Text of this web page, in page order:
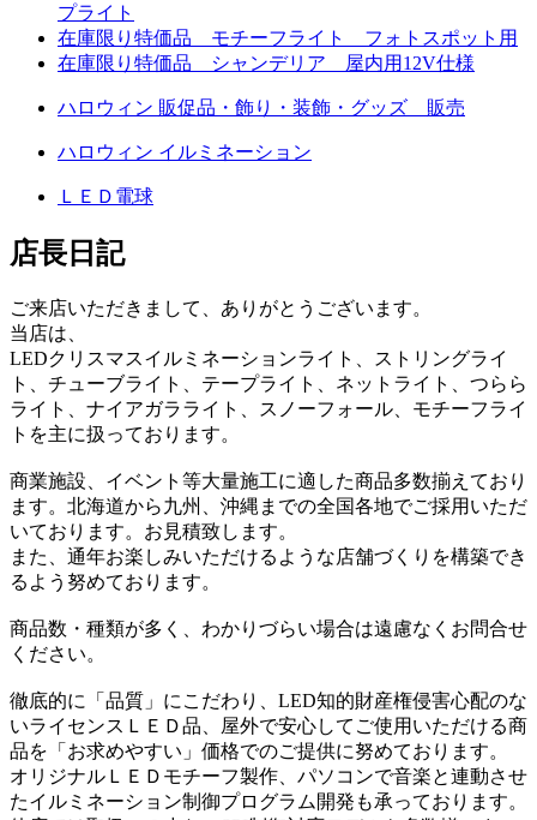
プライト
在庫限り特価品 モチーフライト フォトスポット用
在庫限り特価品 シャンデリア 屋内用12V仕様
ハロウィン 販促品・飾り・装飾・グッズ 販売
ハロウィン イルミネーション
ＬＥＤ電球
店長日記
ご来店いただきまして、ありがとうございます。
当店は、
LEDクリスマスイルミネーションライト、ストリングライ
ト、チューブライト、テープライト、ネットライト、つらら
ライト、ナイアガラライト、スノーフォール、モチーフライ
トを主に扱っております。
商業施設、イベント等大量施工に適した商品多数揃えており
ます。北海道から九州、沖縄までの全国各地でご採用いただ
いております。お見積致します。
また、通年お楽しみいただけるような店舗づくりを構築でき
るよう努めております。
商品数・種類が多く、わかりづらい場合は遠慮なくお問合せ
ください。
徹底的に「品質」にこだわり、LED知的財産権侵害心配のな
いライセンスＬＥＤ品、屋外で安心してご使用いただける商
品を「お求めやすい」価格でのご提供に努めております。
オリジナルＬＥＤモチーフ製作、パソコンで音楽と連動させ
たイルミネーション制御プログラム開発も承っております。